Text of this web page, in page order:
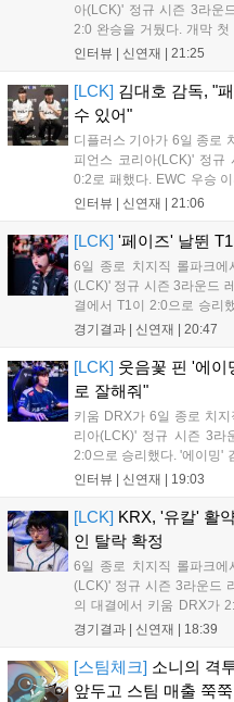
아(LCK)' 정규 시즌 3라운
2:0 완승을 거뒀다. 개막
지만, 젠지 e스포츠의 홈
한 모습이었다. 다음은...
인터뷰 | 신연재 21:25
[LCK] 김대호 감독, "
수 있어"
디플러스 기아가 6일 종로
피언스 코리아(LCK)' 정규
0:2로 패했다. EWC 우승
를 잡아내며 기세를 끌어올
"오늘 져서 너무 아쉽다"...
인터뷰 | 신연재 21:06
[LCK] '페이즈' 날뛴
6일 종로 치지직 롤파크
(LCK)' 정규 시즌 3라운드
결에서 T1이 2:0으로 승리
우승을 기점으로 파죽지세
T1은 첫 드래곤을 두드렸...
경기결과 | 신연재 20:47
[LCK] 웃음꽃 핀 '에이
로 잘해줘"
키움 DRX가 6일 종로 치
리아(LCK)' 정규 시즌 3라
2:0으로 승리했다. '에이밍'
이드 된 경기력을 보여주며
인터뷰 | 신연재 19:03
[LCK] KRX, '유칼' 활
인 탈락 확정
6일 종로 치지직 롤파크
(LCK)' 정규 시즌 3라운드
의 대결에서 키움 DRX가
부터 앞서나갔고, 별다른
의 출발이 매우 좋...
경기결과 | 신연재 18:39
[스팀체크] 소니의 격
앞두고 스팀 매출 쭉쭉